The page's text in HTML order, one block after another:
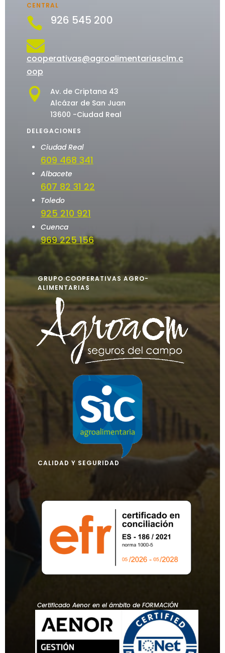
CENTRAL
 926 545 200

cooperativas@agroalimentariasclm.c
oop

Av. de Criptana 43
Alcázar de San Juan
13600 -Ciudad Real
DELEGACIONES
Ciudad Real
609 468 341
Albacete
607 82 31 22
Toledo
925 210 921
Cuenca
969 225 156
GRUPO COOPERATIVAS AGRO-
ALIMENTARIAS
CALIDAD Y SEGURIDAD
Certificado Aenor en el ámbito de FORMACIÓN